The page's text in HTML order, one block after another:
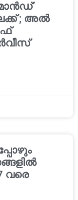
; അൽ
വരെ